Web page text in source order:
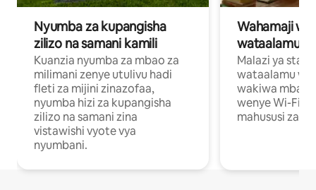
Nyumba za kupangisha
zilizo na samani kamili
Kuanzia nyumba za mbao za
milimani zenye utulivu hadi
fleti za mijini zinazofaa,
nyumba hizi za kupangisha
zilizo na samani zina
vistawishi vyote vya
nyumbani.
Wahamaji
wataalamu
Malazi ya
wataalamu
wakiwa mbali
wenye Wi-Fi
mahususi za